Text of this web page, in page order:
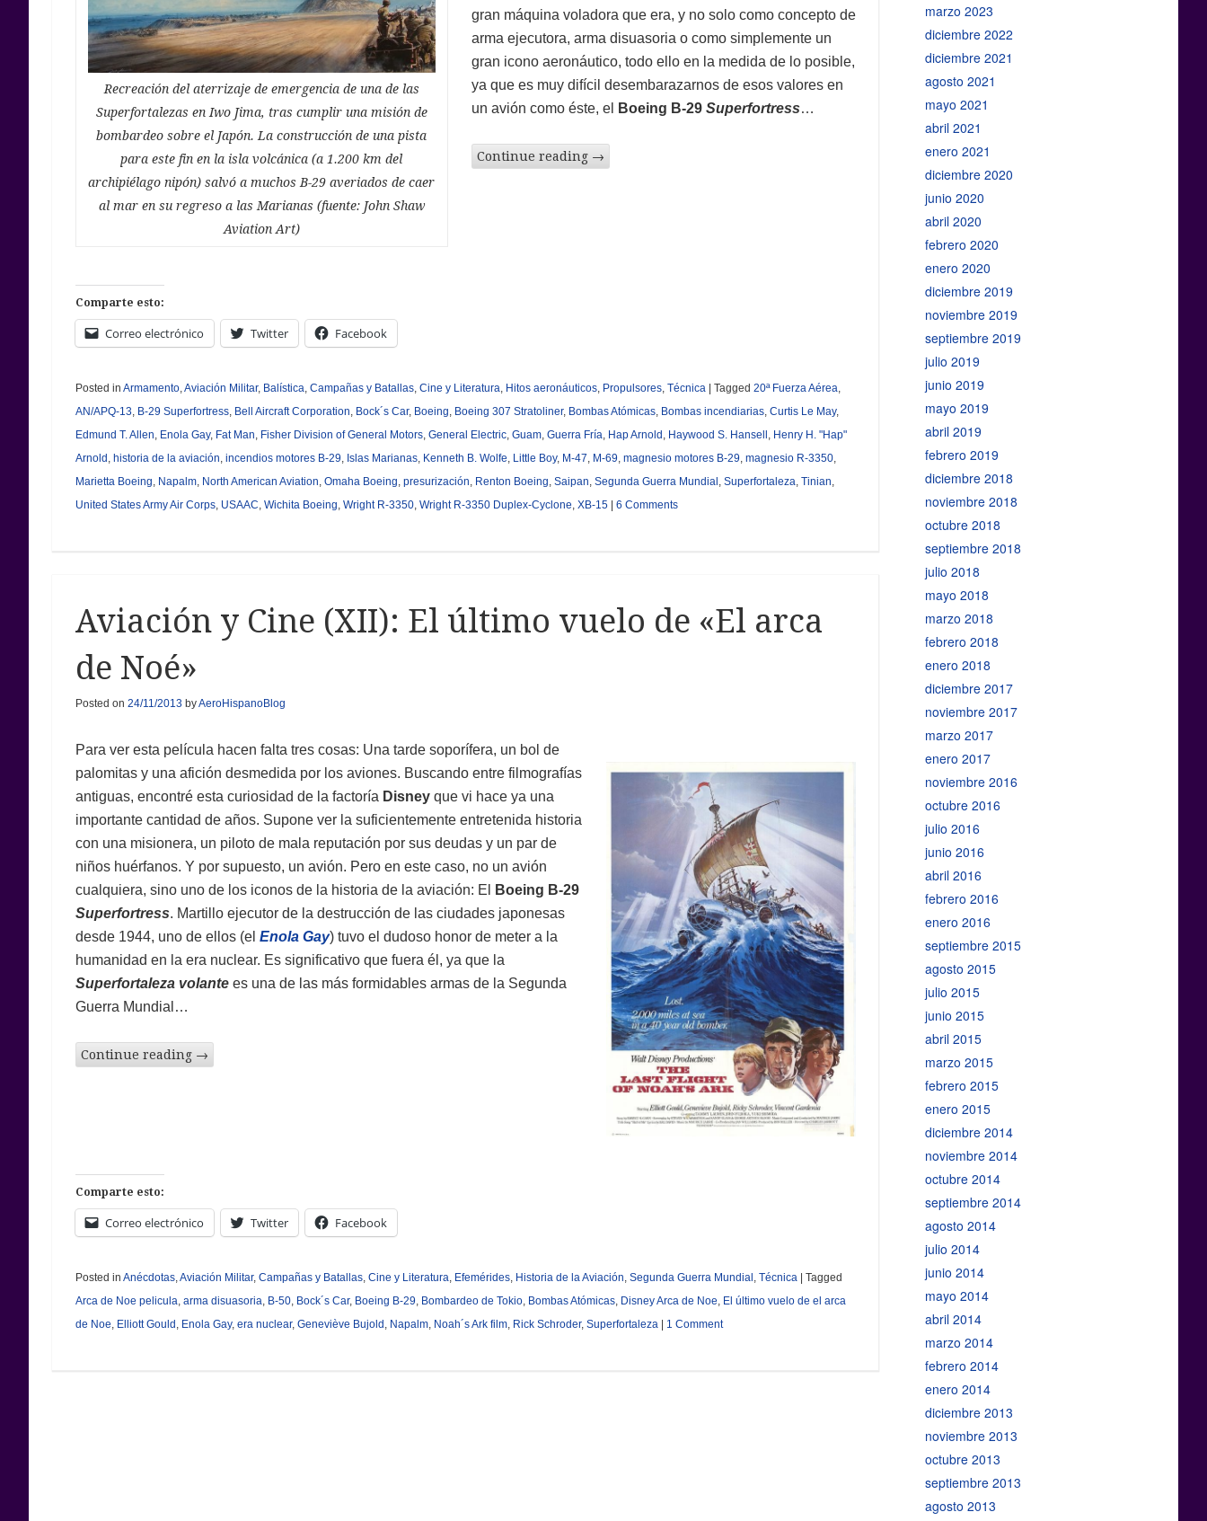
Recreación del aterrizaje de emergencia de una de las
Superfortalezas en Iwo Jima, tras cumplir una misión de
bombardeo sobre el Japón. La construcción de una pista
para este fin en la isla volcánica (a 1.200 km del
archipiélago nipón) salvó a muchos B-29 averiados de caer
al mar en su regreso a las Marianas (fuente: John Shaw
Aviation Art)
gran máquina voladora que era, y no solo como concepto de
arma ejecutora, arma disuasoria o como simplemente un
gran icono aeronáutico, todo ello en la medida de lo posible,
ya que es muy difícil desembarazarnos de esos valores en
un avión como éste, el
Boeing B-29 Superfortress…
Continue reading →
Comparte esto:
Correo electrónico Twitter Facebook
Posted in Armamento, Aviación Militar, Balística Campañas y Batallas, Cine y Literatura Hitos aeronáuticos, Propulsores, Técnica | Tagged 20ª Fuerza Aérea
AN/APQ-13 B-29 Superfortress, Bell Aircraft Corporation Bock´s Car, Boeing Boeing 307 Stratoliner, Bombas Atómicas, Bombas incendiarias, Curtis Le May,
Edmund T. Allen Enola Gay, Fat Man Fisher Division of General Motors, General Electric, Guam, Guerra Fría Hap Arnold Haywood S. Hansell Henry H. "Hap"
Arnold historia de la aviación incendios motores B-29 Islas Marianas, Kenneth B. Wolfe Little Boy, M-47 M-69 magnesio motores B-29 magnesio R-3350,
Marietta Boeing Napalm, North American Aviation Omaha Boeing presurización Renton Boeing Saipan Segunda Guerra Mundial Superfortaleza Tinian
United States Army Air Corps, USAAC Wichita Boeing Wright R-3350, Wright R-3350 Duplex-Cyclone XB-15 | 6 Comments
Aviación y Cine (XII): El último vuelo de «El arca
de Noé»
Posted on 24/11/2013 byAeroHispanoBlog
Para ver esta película hacen falta tres cosas: Una tarde soporífera, un bol de
palomitas y una afición desmedida por los aviones. Buscando entre filmografías
antiguas, encontré esta curiosidad de la factoría Disneyque vi hace ya una
importante cantidad de años. Supone ver la suficientemente entretenida historia
con una misionera, un piloto de mala reputación por sus deudas y un par de
niños huérfanos. Y por supuesto, un avión. Pero en este caso, no un avión
cualquiera, sino uno de los iconos de la historia de la aviación: El
Boeing B-29
Superfortress. Martillo ejecutor de la destrucción de las ciudades japonesas
desde 1944, uno de ellos (el Enola Gay) tuvo el dudoso honor de meter a la
humanidad en la era nuclear. Es significativo que fuera él, ya que la
Superfortaleza volantees una de las más formidables armas de la Segunda
Guerra Mundial…
Continue reading →
Comparte esto:
Correo electrónico Twitter Facebook
Posted in Anécdotas, Aviación Militar, Campañas y Batallas, Cine y Literatura Efemérides, Historia de la Aviación Segunda Guerra Mundial Técnica | Tagged
Arca de Noe pelicula arma disuasoria B-50, Bock´s Car, Boeing B-29 Bombardeo de Tokio, Bombas Atómicas, Disney Arca de Noe El último vuelo de el arca
de Noe Elliott Gould Enola Gay, era nuclear, Geneviève Bujold Napalm, Noah´s Ark film, Rick Schroder, Superfortaleza | 1 Comment
marzo 2023
diciembre 2022
diciembre 2021
agosto 2021
mayo 2021
abril 2021
enero 2021
diciembre 2020
junio 2020
abril 2020
febrero 2020
enero 2020
diciembre 2019
noviembre 2019
septiembre 2019
julio 2019
junio 2019
mayo 2019
abril 2019
febrero 2019
diciembre 2018
noviembre 2018
octubre 2018
septiembre 2018
julio 2018
mayo 2018
marzo 2018
febrero 2018
enero 2018
diciembre 2017
noviembre 2017
marzo 2017
enero 2017
noviembre 2016
octubre 2016
julio 2016
junio 2016
abril 2016
febrero 2016
enero 2016
septiembre 2015
agosto 2015
julio 2015
junio 2015
abril 2015
marzo 2015
febrero 2015
enero 2015
diciembre 2014
noviembre 2014
octubre 2014
septiembre 2014
agosto 2014
julio 2014
junio 2014
mayo 2014
abril 2014
marzo 2014
febrero 2014
enero 2014
diciembre 2013
noviembre 2013
octubre 2013
septiembre 2013
agosto 2013